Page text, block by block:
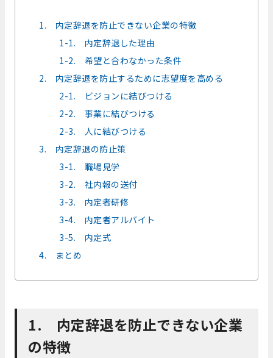
1. 内定辞退を防止できない企業の特徴
1-1. 内定辞退した理由
1-2. 希望と合わなかった条件
2. 内定辞退を防止するために志望度を高める
2-1. ビジョンに結びつける
2-2. 事業に結びつける
2-3. 人に結びつける
3. 内定辞退の防止策
3-1. 職場見学
3-2. 社内報の送付
3-3. 内定者研修
3-4. 内定者アルバイト
3-5. 内定式
4. まとめ
1. 内定辞退を防止できない企業
の特徴